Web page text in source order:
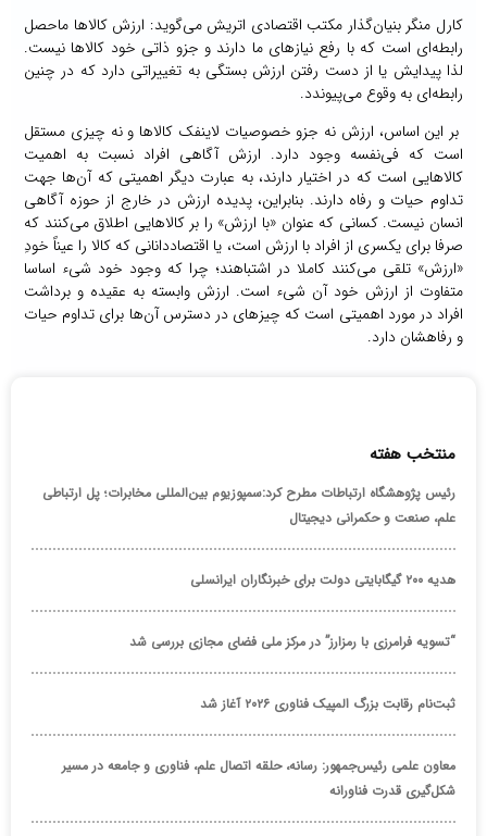
کارل منگر بنیان‌گذار مکتب اقتصادی اتریش می‌گوید: ارزش کالاها ماحصل
رابطه‌ای است که با رفع نیازهای ما دارند و جزو ذاتی خود کالاها نیست.
لذا پیدایش یا از دست رفتن ارزش بستگی به تغییراتی دارد که در چنین
رابطه‌ای به وقوع می‌پیوندد.
بر این اساس، ارزش نه جزو خصوصیات لاینفک کالاها و نه چیزی مستقل
است که فی‌نفسه وجود دارد. ارزش آگاهی افراد نسبت به اهمیت
کالاهایی است که در اختیار دارند، به عبارت دیگر اهمیتی که آن‌ها جهت
تداوم حیات و رفاه دارند. بنابراین، پدیده ارزش در خارج از حوزه آگاهی
انسان نیست. کسانی که عنوان «با ارزش» را بر کالاهایی اطلاق می‌کنند که
صرفا برای یکسری از افراد با ارزش است، یا اقتصاددانانی که کالا را عیناً خودِ
«ارزش» تلقی می‌کنند کاملا در اشتباهند؛ چرا که وجود خود شیء اساسا
متفاوت از ارزش خود آن شیء است. ارزش وابسته به عقیده و برداشت
افراد در مورد اهمیتی است که چیزهای در دسترس آن‌ها برای تداوم حیات
و رفاهشان دارد.
منتخب هفته
رئیس پژوهشگاه ارتباطات مطرح کرد:سمپوزیوم بین‌المللی مخابرات؛ پل ارتباطی
علم، صنعت و حکمرانی دیجیتال
هدیه ۲۰۰ گیگابایتی دولت برای خبرنگاران ایرانسلی
“تسویه فرامرزی با رمزارز” در مرکز ملی فضای مجازی بررسی شد
ثبت‌نام رقابت بزرگ المپیک فناوری ۲۰۲۶ آغاز شد
معاون علمی رئیس‌جمهور: رسانه، حلقه اتصال علم، فناوری و جامعه در مسیر
شکل‌گیری قدرت فناورانه